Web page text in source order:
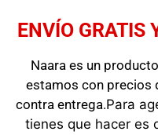
ENVÍO GRATIS
Naara es un
estamos con precios
contra entrega.Para
tienes que hacer es